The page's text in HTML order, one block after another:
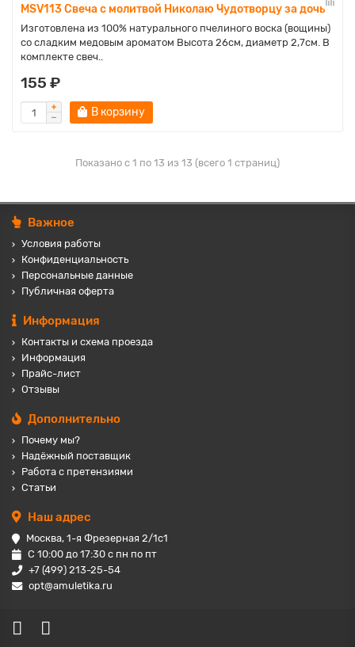
MSV113 Свеча с молитвой Николаю Чудотворцу за дочь
Изготовлена из 100% натурального пчелиного воска (вощины)
со сладким медовым ароматом Высота 26см, диаметр 2,7см. В
комплекте свеч..
155 ₽
В корзину
Показано с 1 по 13 из 13 (всего 1 страниц)
Важное
Условия работы
Конфиденциальность
Персональные данные
Публичная оферта
Информация
Контакты и схема проезда
Информация
Прайс-лист
Отзывы
Дополнительно
Почему мы?
Надёжный поставщик
Работа с претензиями
Статьи
Наш адрес
Москва, 1-я Фрезерная 2/1с1
С 10:00 до 17:30 с пн по пт
+7 (499) 213-25-54
opt@amuletika.ru